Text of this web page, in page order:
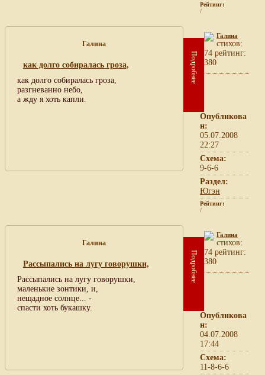
Рейтинг:
/
Галина
как долго собиралась гроза,
как долго собиралась гроза,
разгневанно небо,
а жду я хоть капли.
Подробнее
Галина
cтихов:
74 рейтинг:
380
Опубликова
н:
05.07.2008
22:27
Схема:
9-6-6
Раздел:
Югэн
Рейтинг:
/
Галина
Рассыпались на лугу говорушки,
Рассыпались на лугу говорушки,
маленькие зонтики, и,
нещадное солнце... -
спасти хоть букашку.
Подробнее
Галина
cтихов:
74 рейтинг:
380
Опубликова
н:
04.07.2008
17:44
Схема:
11-8-6-6